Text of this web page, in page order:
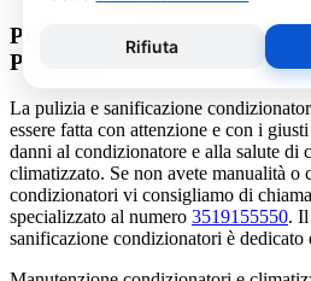
Pulizia e Sanificazione
Pomaretto
La pulizia e sanificazione
essere fatta con attenzione e con i
danni al condizionatore e alla salute di
climatizzato. Se non avete manualità o
condizionatori vi consigliamo di
specializzato al numero 3519155550.
sanificazione condizionatori è dedicato